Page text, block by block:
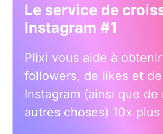
Le service de
Instagram #1
Plixi vous aide à
followers, de likes et
Instagram (ainsi que de
autres choses) 10x